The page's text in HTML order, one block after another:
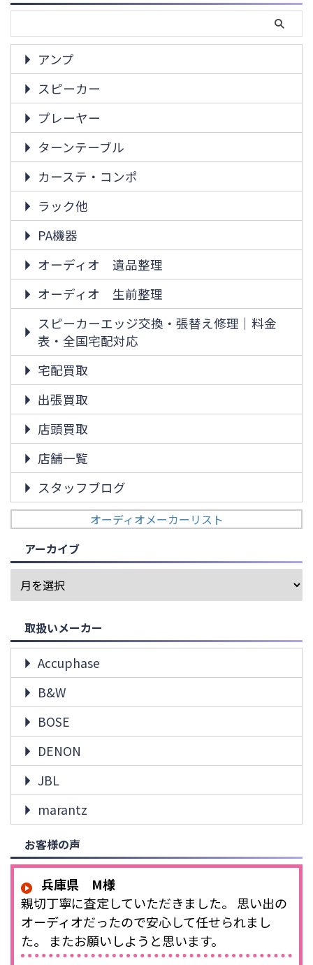
アンプ
スピーカー
プレーヤー
ターンテーブル
カーステ・コンポ
ラック他
PA機器
オーディオ 遺品整理
オーディオ 生前整理
スピーカーエッジ交換・張替え修理｜料金
表・全国宅配対応
宅配買取
出張買取
店頭買取
店舗一覧
スタッフブログ
オーディオメーカーリスト
アーカイブ
取扱いメーカー
Accuphase
B&W
BOSE
DENON
JBL
marantz
お客様の声
兵庫県 M様
親切丁寧に査定していただきました。 思い出の
オーディオだったので安心して任せられまし
た。 またお願いしようと思います。